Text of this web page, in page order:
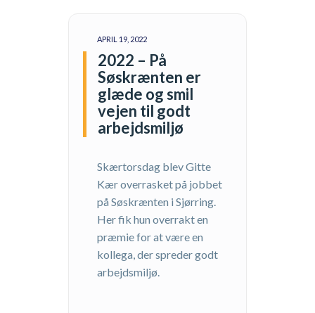
APRIL 19, 2022
2022 – På
Søskrænten er
glæde og smil
vejen til godt
arbejdsmiljø
Skærtorsdag blev Gitte
Kær overrasket på jobbet
på Søskrænten i Sjørring.
Her fik hun overrakt en
præmie for at være en
kollega, der spreder godt
arbejdsmiljø.